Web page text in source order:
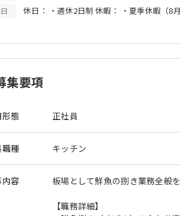
休日： ・週休2日制 休暇： ・夏季休暇（8
集要項
態 正社員
種 キッチン
内容 板場として鮮魚の捌き業務全般を
【職務詳細】